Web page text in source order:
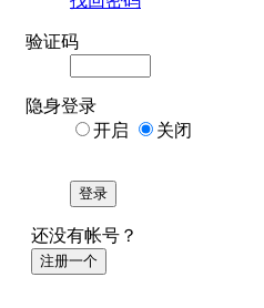
验证码
隐身登录
开启
关闭
登录
还没有帐号？
注册一个